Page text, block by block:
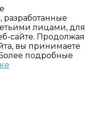
лицами, для
сайте. Продолжая
вы принимаете
подробные